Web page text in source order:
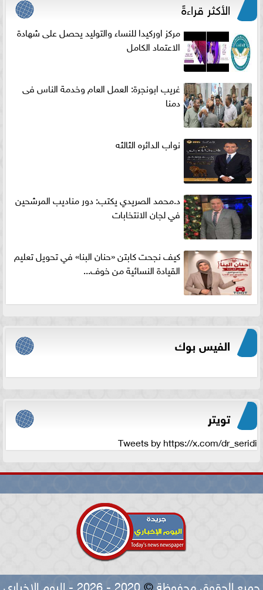
الأكثر قراءةً
مركز اوركيدا للنساء والتوليد يحصل على شهادة
الاعتماد الكامل
غريب ابونجرة: العمل العام وخدمة الناس فى
دمنا
نواب الدائره الثالثه
د.محمد الصريدي يكتب: دور مناديب المرشحين
في لجان الانتخابات
كيف نجحت كابتن «حنان البنا» في تحويل تعليم
القيادة النسائية من خوف...
الفيس بوك
تويتر
Tweets by https://x.com/dr_seridi
جميع الحقوق محفوظة©2020 - 2026 - اليوم الاخباري